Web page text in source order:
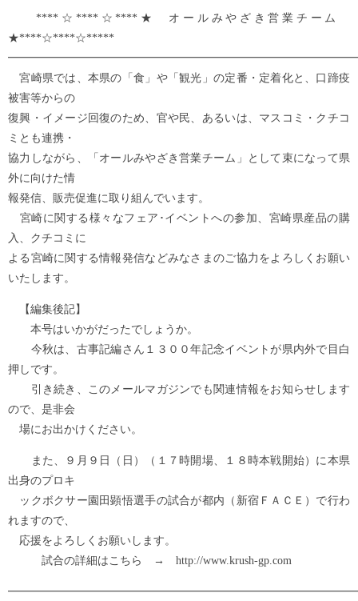
****☆****☆****★ オールみやざき営業チーム
★****☆****☆*****
宮崎県では、本県の「食」や「観光」の定番・定着化と、口蹄疫
被害等からの
復興・イメージ回復のため、官や民、あるいは、マスコミ・クチコ
ミとも連携・
協力しながら、「オールみやざき営業チーム」として束になって県
外に向けた情
報発信、販売促進に取り組んでいます。
宮崎に関する様々なフェア･イベントへの参加、宮崎県産品の購
入、クチコミに
よる宮崎に関する情報発信などみなさまのご協力をよろしくお願い
いたします。
【編集後記】
本号はいかがだったでしょうか。
今秋は、古事記編さん１３００年記念イベントが県内外で目白
押しです。
引き続き、このメールマガジンでも関連情報をお知らせします
ので、是非会
場にお出かけください。
また、９月９日（日）（１７時開場、１８時本戦開始）に本県
出身のプロキ
ックボクサー園田顕悟選手の試合が都内（新宿ＦＡＣＥ）で行わ
れますので、
応援をよろしくお願いします。
試合の詳細はこちら → http://www.krush-gp.com